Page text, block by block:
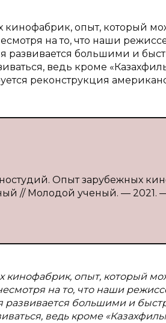
кинофабрик, опыт, который
несмотря на то, что наши
развивается большими и
ведь кроме
реконструкция
Опыт зарубежных
// Молодой ученый. —
кинофабрик, опыт, который
несмотря на то, что наши
развивается большими и
ведь кроме